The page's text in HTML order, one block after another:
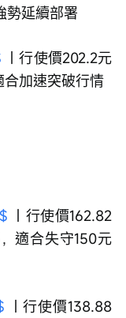
勢延續部署
｜行使價202.2元
合加速突破行情
｜行使價162.82
適合失守150元
｜行使價138.88